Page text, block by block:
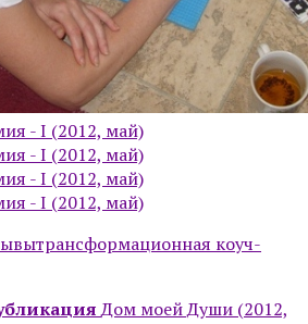
трансформационная коуч-
Дом моей Души (2012,